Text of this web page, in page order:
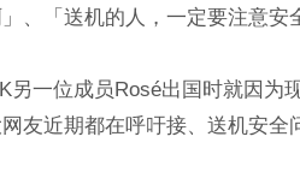
、「送机的人，一定要注意安
另一位成员Rosé出国时就因为
友近期都在呼吁接、送机安全